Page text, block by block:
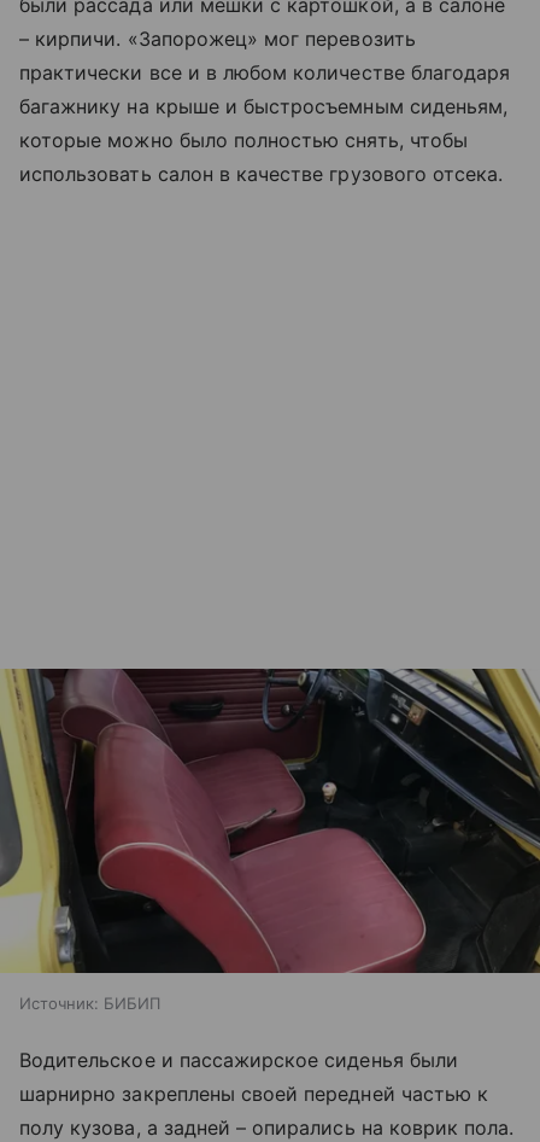
– кирпичи. «Запорожец» мог перевозить
практически все и в любом количестве благодаря
багажнику на крыше и быстросъемным сиденьям,
которые можно было полностью снять, чтобы
использовать салон в качестве грузового отсека.
Источник: БИБИП
Водительское и пассажирское сиденья были
шарнирно закреплены своей передней частью к
полу кузова, а задней – опирались на коврик пола.